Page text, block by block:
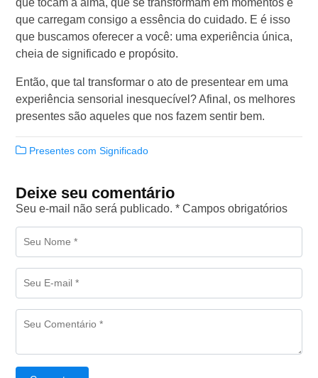
que tocam a alma, que se transformam em momentos e
que carregam consigo a essência do cuidado. E é isso
que buscamos oferecer a você: uma experiência única,
cheia de significado e propósito.
Então, que tal transformar o ato de presentear em uma
experiência sensorial inesquecível? Afinal, os melhores
presentes são aqueles que nos fazem sentir bem.
Presentes com Significado
Deixe seu comentário
Seu e-mail não será publicado. * Campos obrigatórios